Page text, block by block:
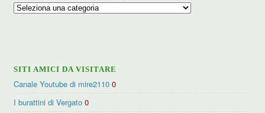
Ricerca
SITI AMICI DA VISITARE
Canale Youtube di mire2110 0
I burattini di Vergato 0